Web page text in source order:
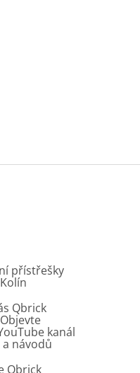
přístřešky
Qbrick
kanál
návodů
Qbrick